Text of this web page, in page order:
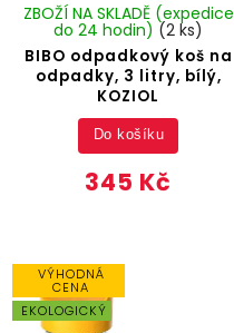
BIBO odpadkový koš na
odpadky, 3 litry, bílý,
KOZIOL
ZBOŽÍ NA SKLADĚ (expedice
do 24 hodin) (2 ks)
345 Kč
Do košíku
VÝHODNÁ
CENA
EKOLOGICKÝ